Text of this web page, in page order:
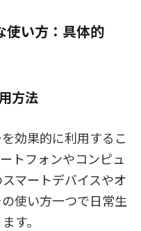
使い方：具体的
方法
効果的に利用するこ
トフォンやコンピュ
マートデバイスやオ
使い方一つで日常生
す。